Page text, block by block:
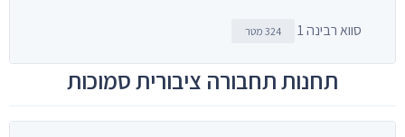
סווא רבינה 1 324 מטר
תחנות תחבורה ציבורית סמוכות